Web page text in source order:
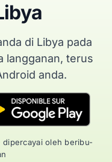
di Libya pada
langganan, terus
anda.
dipercayai oleh beribu-